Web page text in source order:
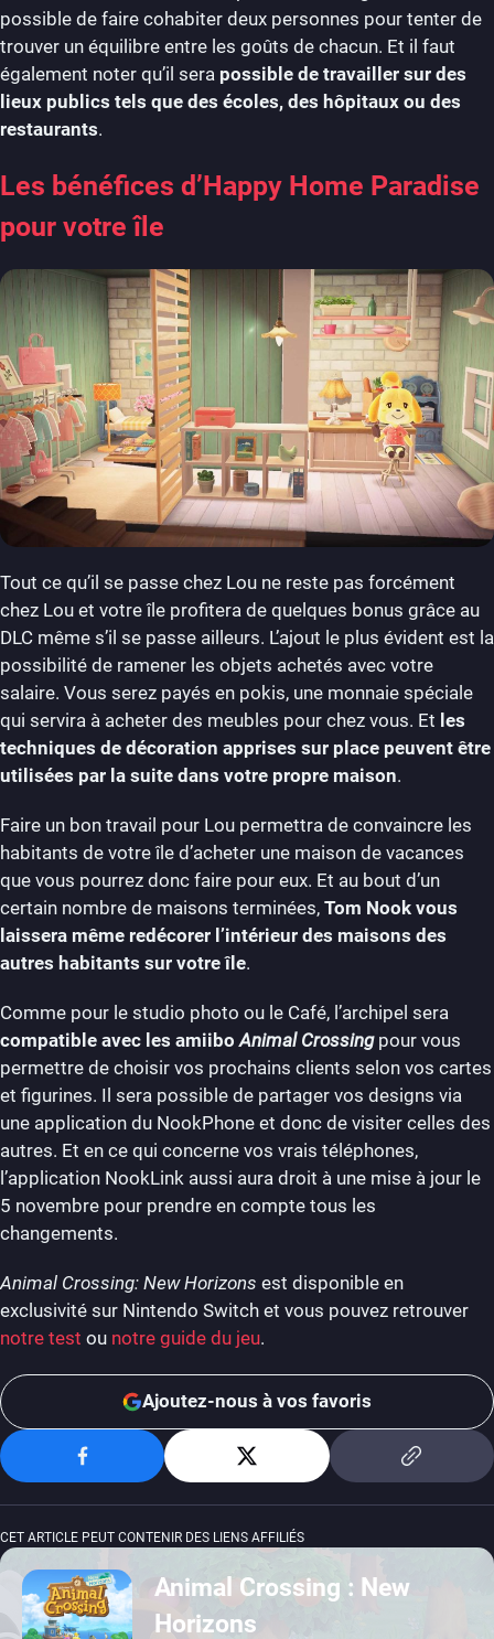
possible de faire cohabiter deux personnes pour tenter de
trouver un équilibre entre les goûts de chacun. Et il faut
également noter qu’il sera possible de travailler sur des
lieux publics tels que des écoles, des hôpitaux ou des
restaurants.
Les bénéfices d’Happy Home Paradise
pour votre île
Tout ce qu’il se passe chez Lou ne reste pas forcément
chez Lou et votre île profitera de quelques bonus grâce au
DLC même s’il se passe ailleurs. L’ajout le plus évident est la
possibilité de ramener les objets achetés avec votre
salaire. Vous serez payés en pokis, une monnaie spéciale
qui servira à acheter des meubles pour chez vous. Et les
techniques de décoration apprises sur place peuvent être
utilisées par la suite dans votre propre maison.
Faire un bon travail pour Lou permettra de convaincre les
habitants de votre île d’acheter une maison de vacances
que vous pourrez donc faire pour eux. Et au bout d’un
certain nombre de maisons terminées, Tom Nook vous
laissera même redécorer l’intérieur des maisons des
autres habitants sur votre île.
Comme pour le studio photo ou le Café, l’archipel sera
compatible avec les amiiboAnimal Crossingpour vous
permettre de choisir vos prochains clients selon vos cartes
et figurines. Il sera possible de partager vos designs via
une application du NookPhone et donc de visiter celles des
autres. Et en ce qui concerne vos vrais téléphones,
l’application NookLink aussi aura droit à une mise à jour le
5 novembre pour prendre en compte tous les
changements.
Animal Crossing: New Horizons est disponible en
exclusivité sur Nintendo Switch et vous pouvez retrouver
notre test ou notre guide du jeu.
Ajoutez-nous à vos favoris
CET ARTICLE PEUT CONTENIR DES LIENS AFFILIÉS
Animal Crossing : New
Horizons